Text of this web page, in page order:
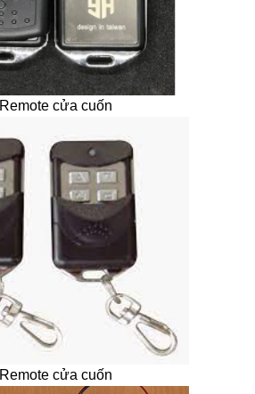
Remote cửa cuốn
Remote cửa cuốn